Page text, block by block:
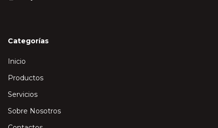
Categorías
Inicio
Productos
Servicios
Sobre Nosotros